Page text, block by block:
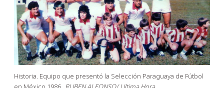
Historia. Equipo que presentó la Selección Paraguaya de Fútbol